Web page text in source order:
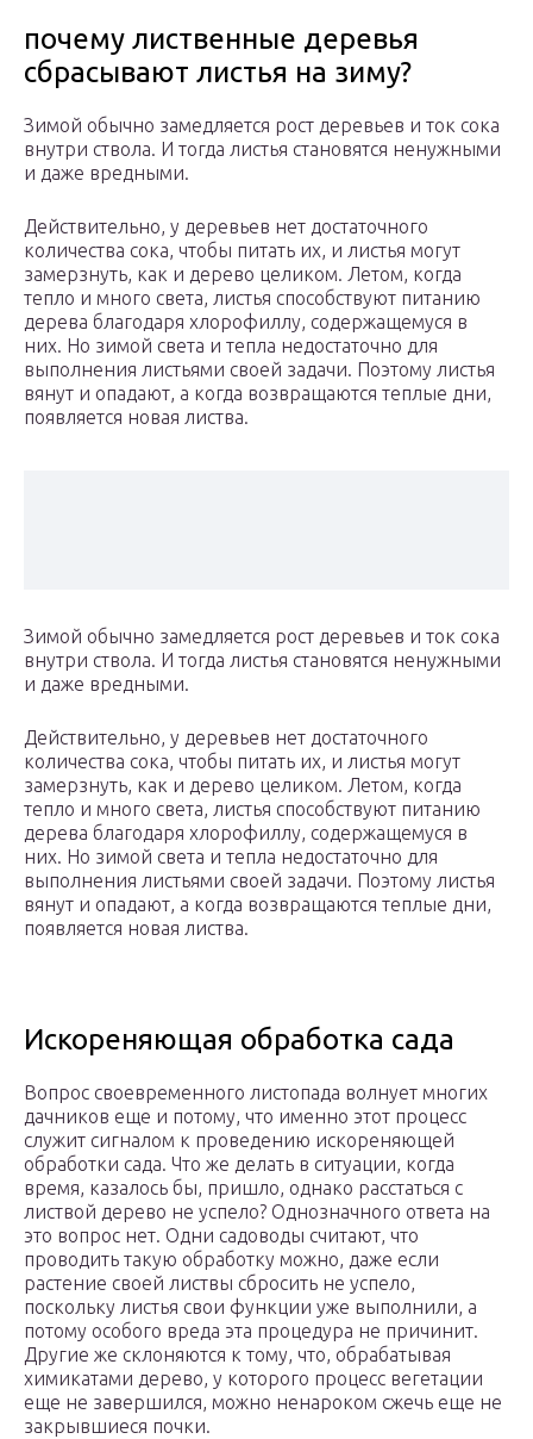
почему лиственные деревья
сбрасывают листья на зиму?
Зимой обычно замедляется рост деревьев и ток сока
внутри ствола. И тогда листья становятся ненужными
и даже вредными.
Действительно, у деревьев нет достаточного
количества сока, чтобы питать их, и листья могут
замерзнуть, как и дерево целиком. Летом, когда
тепло и много света, листья способствуют питанию
дерева благодаря хлорофиллу, содержащемуся в
них. Но зимой света и тепла недостаточно для
выполнения листьями своей задачи. Поэтому листья
вянут и опадают, а когда возвращаются теплые дни,
появляется новая листва.
Зимой обычно замедляется рост деревьев и ток сока
внутри ствола. И тогда листья становятся ненужными
и даже вредными.
Действительно, у деревьев нет достаточного
количества сока, чтобы питать их, и листья могут
замерзнуть, как и дерево целиком. Летом, когда
тепло и много света, листья способствуют питанию
дерева благодаря хлорофиллу, содержащемуся в
них. Но зимой света и тепла недостаточно для
выполнения листьями своей задачи. Поэтому листья
вянут и опадают, а когда возвращаются теплые дни,
появляется новая листва.
Искореняющая обработка сада
Вопрос своевременного листопада волнует многих
дачников еще и потому, что именно этот процесс
служит сигналом к проведению искореняющей
обработки сада. Что же делать в ситуации, когда
время, казалось бы, пришло, однако расстаться с
листвой дерево не успело? Однозначного ответа на
это вопрос нет. Одни садоводы считают, что
проводить такую обработку можно, даже если
растение своей листвы сбросить не успело,
поскольку листья свои функции уже выполнили, а
потому особого вреда эта процедура не причинит.
Другие же склоняются к тому, что, обрабатывая
химикатами дерево, у которого процесс вегетации
еще не завершился, можно ненароком сжечь еще не
закрывшиеся почки.